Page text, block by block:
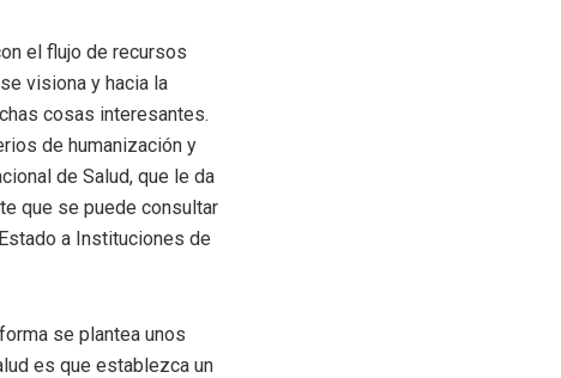
el flujo de recursos
visiona y hacia la
cosas interesantes.
de humanización y
de Salud, que le da
que se puede consultar
a Instituciones de
se plantea unos
es que establezca un